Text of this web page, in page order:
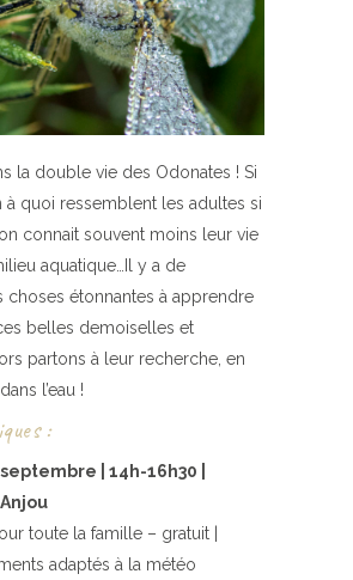
la double vie des Odonates ! Si
à quoi ressemblent les adultes si
connait souvent moins leur vie
aquatique…Il y a de
choses étonnantes à apprendre
belles demoiselles et
partons à leur recherche, en
l’eau !
:
| 14h-16h30 |
toute la famille – gratuit |
adaptés à la météo